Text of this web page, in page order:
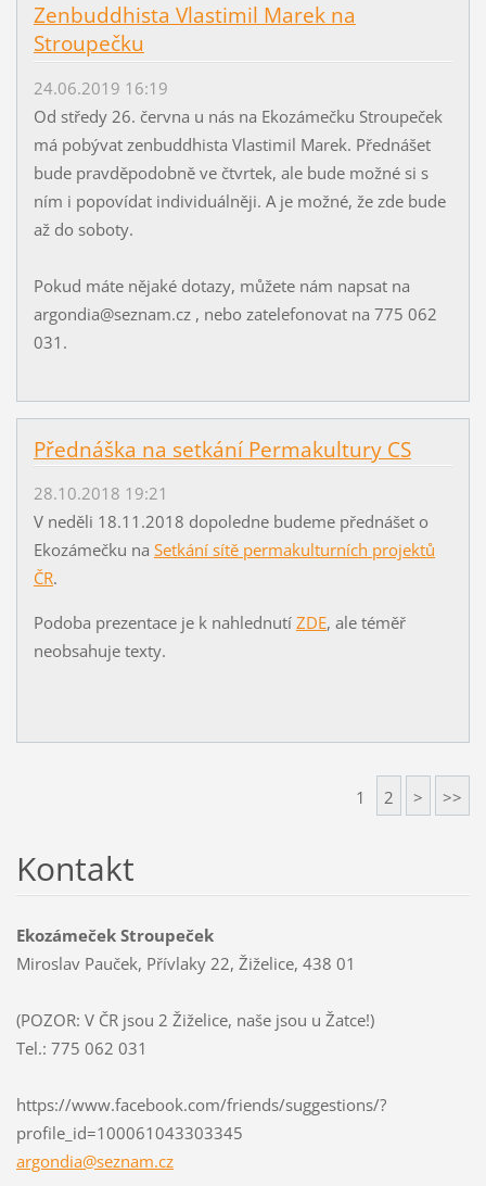
Zenbuddhista Vlastimil Marek na
Stroupečku
24.06.2019 16:19
Od středy 26. června u nás na Ekozámečku Stroupeček
má pobývat zenbuddhista Vlastimil Marek. Přednášet
bude pravděpodobně ve čtvrtek, ale bude možné si s
ním i popovídat individuálněji. A je možné, že zde bude
až do soboty.
Pokud máte nějaké dotazy, můžete nám napsat na
argondia@seznam.cz , nebo zatelefonovat na 775 062
031.
Přednáška na setkání Permakultury CS
28.10.2018 19:21
V neděli 18.11.2018 dopoledne budeme přednášet o
Ekozámečku na Setkání sítě permakulturních projektů
ČR.
Podoba prezentace je k nahlednutí ZDE, ale téměř
neobsahuje texty.
1 2 > >>
Kontakt
Ekozámeček Stroupeček
Miroslav Pauček, Přívlaky 22, Žiželice, 438 01
(POZOR: V ČR jsou 2 Žiželice, naše jsou u Žatce!)
Tel.: 775 062 031
https://www.facebook.com/friends/suggestions/?
profile_id=100061043303345
argondia@seznam.cz